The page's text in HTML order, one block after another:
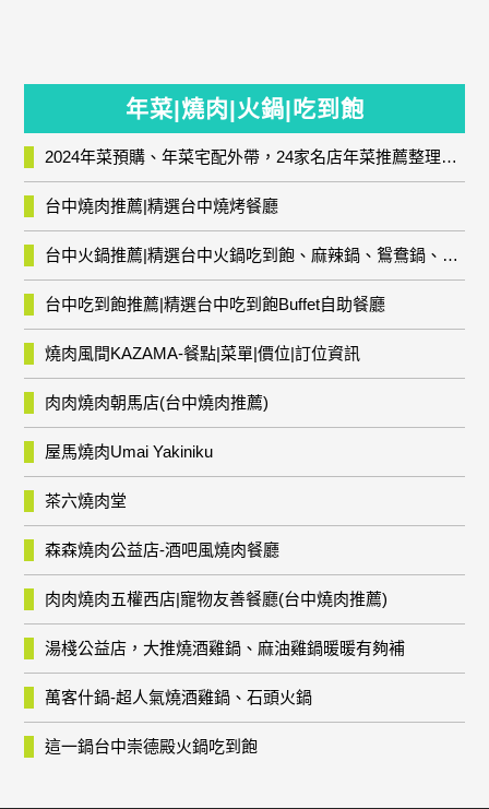
年菜|燒肉|火鍋|吃到飽
2024年菜預購、年菜宅配外帶，24家名店年菜推薦整理，圍爐輕鬆上菜團圓趣
台中燒肉推薦|精選台中燒烤餐廳
台中火鍋推薦|精選台中火鍋吃到飽、麻辣鍋、鴛鴦鍋、石頭火鍋、酸菜白肉鍋、海鮮鍋、燒酒雞、麻油雞、壽喜燒等熱門人氣火鍋店!
台中吃到飽推薦|精選台中吃到飽Buffet自助餐廳
燒肉風間KAZAMA-餐點|菜單|價位|訂位資訊
肉肉燒肉朝馬店(台中燒肉推薦)
屋馬燒肉Umai Yakiniku
茶六燒肉堂
森森燒肉公益店-酒吧風燒肉餐廳
肉肉燒肉五權西店|寵物友善餐廳(台中燒肉推薦)
湯棧公益店，大推燒酒雞鍋、麻油雞鍋暖暖有夠補
萬客什鍋-超人氣燒酒雞鍋、石頭火鍋
這一鍋台中崇德殿火鍋吃到飽